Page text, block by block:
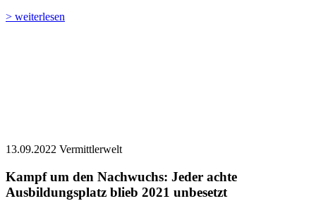
> weiterlesen
13.09.2022 Vermittlerwelt
Kampf um den Nachwuchs: Jeder achte
Ausbildungsplatz blieb 2021 unbesetzt